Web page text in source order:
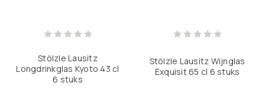
Stölzle Lausitz
Longdrinkglas Kyoto 43 cl
6 stuks
Stölzle Lausitz Wijnglas
Exquisit 65 cl 6 stuks